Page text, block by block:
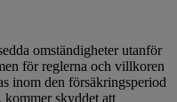
omständigheter utanför
för reglerna och villkoren
inom den försäkringsperiod
kommer skyddet att